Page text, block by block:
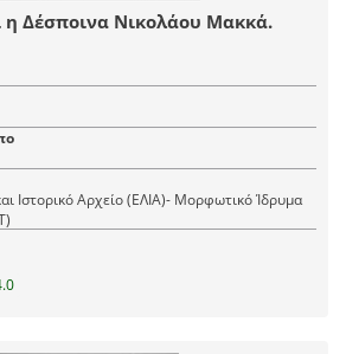
η Δέσποινα Νικολάου Μακκά.
Ιστορικό Αρχείο (ΕΛΙΑ)- Μορφωτικό Ίδρυμα